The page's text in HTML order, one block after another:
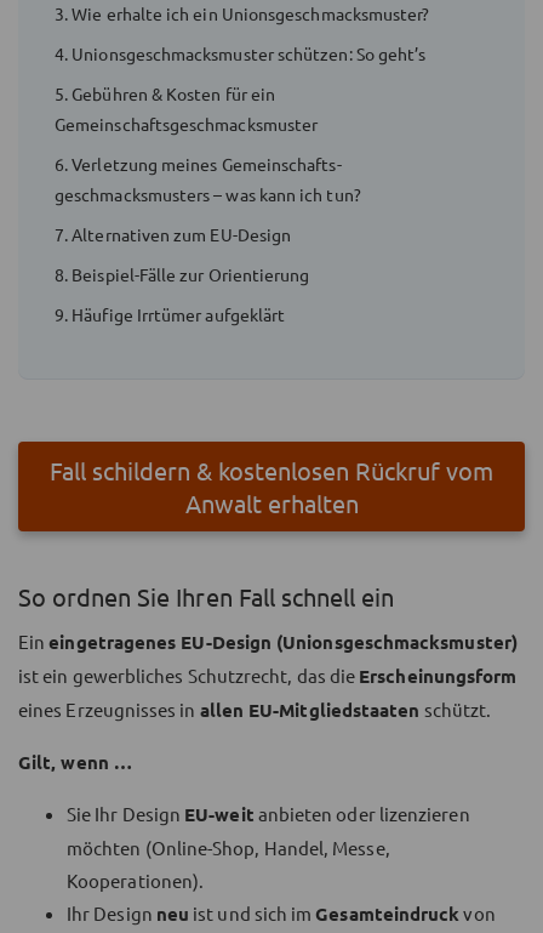
3. Wie erhalte ich ein Unions­geschmacksmuster?
4. Unionsgeschmacksmuster schützen: So geht’s
5. Gebühren & Kosten für ein
Gemeinschaftsgeschmacksmuster
6. Verletzung meines Gemeinschafts­
geschmacksmusters – was kann ich tun?
7. Alternativen zum EU-Design
8. Beispiel-Fälle zur Orientierung
9. Häufige Irrtümer aufgeklärt
Fall schildern & kostenlosen Rückruf vom
Anwalt erhalten
So ordnen Sie Ihren Fall schnell ein
Eineingetragenes EU-Design (Unionsgeschmacksmuster)
ist ein gewerbliches Schutzrecht, das die Erscheinungsform
eines Erzeugnisses in allen EU-Mitgliedstaaten schützt.
Gilt, wenn …
Sie Ihr Design EU-weit anbieten oder lizenzieren
möchten (Online-Shop, Handel, Messe,
Kooperationen).
Ihr Design neu ist und sich imGesamteindruck von